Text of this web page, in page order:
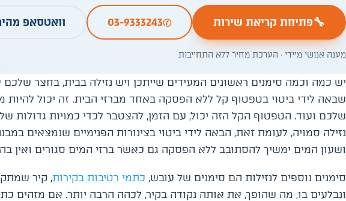
🔧פתיחת קריאת שירות ✆
03-9333243 וואטסאפ
מענה אנושי מיידי · הערכת מחיר ללא התחייבות
יש כמה וכמה סימנים ראשונים המעידים שייתכן ויש נזילה בבית, בחצר שלכם
שבאה לידי ביטוי בטפטוף קל ללא הפסקה באחד מברזי הבית. זה יכול
שלכם ועוד. הטפטוף הקל הזה יכול, עם הזמן, להצטבר לכדי כמויות גדולות
נזילה סמויה, לעומת זאת, הבאה לידי ביטוי בצינורות הפנימיים שנמצאים
ושעון המים ימשיך להסתובב ללא הפסקה גם כאשר ברזי המים סגורים ואין
סימנים נוספים לנזילות הם סימנים של עובש, כתמי רטיבות בקירות, קיר
ונבלעים בו, מה שהופך, את אותה נקודה בקיר, לכהה הרבה יותר. אם מזהים